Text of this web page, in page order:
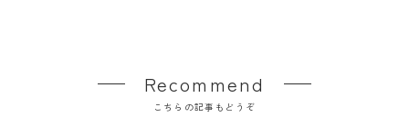
Recommend
こちらの記事もどうぞ